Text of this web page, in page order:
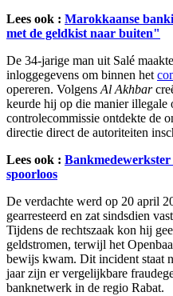
Lees ook : Marokkaanse
met de geldkist naar buiten"
De 34-jarige man uit Salé
inloggegevens om binnen het
opereren. Volgens Al Akhbar
keurde hij op die manier illegale
controlecommissie ontdekte de
directie direct de autoriteiten
Lees ook :
spoorloos
De verdachte werd op 20 april
gearresteerd en zat sindsdien
Tijdens de rechtszaak kon hij
geldstromen, terwijl het
bewijs kwam. Dit incident staat
jaar zijn er vergelijkbare
banknetwerk in de regio Rabat.